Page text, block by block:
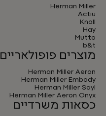
Herman Miller
Actiu
Knoll
Hay
Mutto
b&t
מוצרים פופולאריים
Herman Miller Aeron
Herman Miller Embody
Herman Miller Sayl
Herman Miller Aeron Onyx
כסאות משרדיים